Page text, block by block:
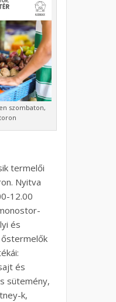
szombaton,
termelői
Nyitva
12.00
és
és
sütemény,
k,